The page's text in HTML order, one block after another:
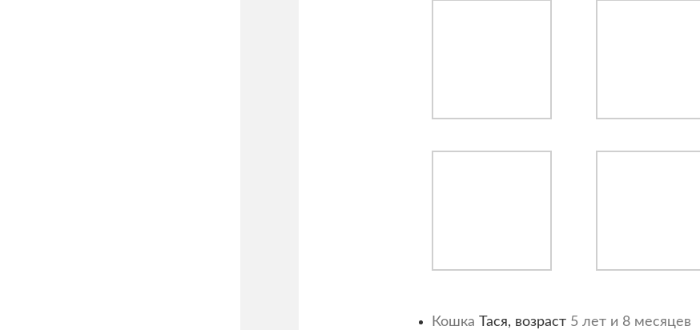
Кошка Тася, возраст 5 лет и 8 месяцев